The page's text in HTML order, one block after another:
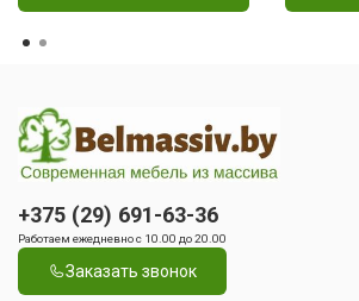
+375 (29) 691-63-36
Работаем ежедневно с 10.00 до 20.00
Заказать звонок